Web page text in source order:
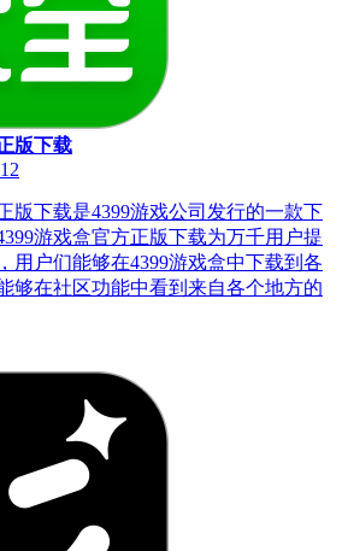
版下载
版下载是4399游戏公司发行的一款下
游戏盒官方正版下载为万千用户提
用户们能够在4399游戏盒中下载到各
够在社区功能中看到来自各个地方的